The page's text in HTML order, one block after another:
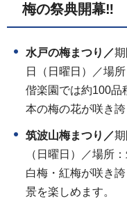
梅の祭典開幕‼
水戸の梅まつり／
日（日曜日）／場
偕楽園では約100品
本の梅の花が咲き誇
筑波山梅まつり／
（日曜日）／場所
白梅・紅梅が咲き
景を楽しめます。